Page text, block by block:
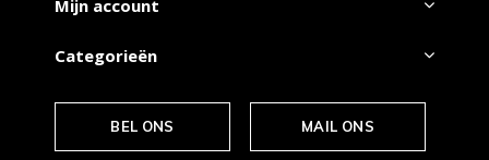
Mijn account
Categorieën
BEL ONS MAIL ONS